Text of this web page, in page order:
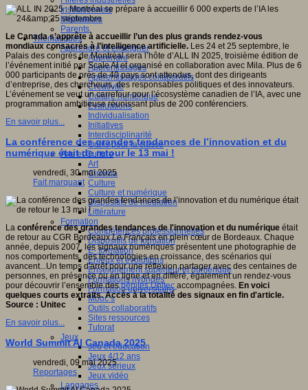
Institutionnels
Médiateurs
Parents
Thématiques
Apprendre et enseigner
Apprendre
Apprentissages
Apprentissages collaboratifs
Créativité
Culture numérique
Evaluations
Individualisation
Initiatives
Interdisciplinarité
Outils pour la classe
Arts et Culture
Art
Cinéma
Culture
Culture et numérique
Dispositifs de médiation
Littérature
Formation
Compétences professionnelles
Dispositifs de formation
E- formation
Enjeux et évolutions
Enseignement supérieur et numérique
Formations hybrides
Formation universitaire
Mooc’s
Outils collaboratifs
Sites ressources
Tutorat
Jeux
Jeu et éducation
Jeux 4/12 ans
Jeux sérieux
Jeux vidéo
Langages
Le Canada s’apprête à accueillir l’un des plus grands rendez-vous
mondiaux consacrés à l’intelligence artificielle. Les 24 et 25 septembre, le
Palais des congrès de Montréal sera l’hôte d’ALL IN 2025, troisième édition de
l’événement initié par Scale AI et organisé en collaboration avec Mila. Plus de 6
000 participants de près de 40 pays sont attendus, dont des dirigeants
d’entreprise, des chercheurs, des responsables politiques et des innovateurs.
L’événement se veut un carrefour pour l’écosystème canadien de l’IA, avec une
programmation ambitieuse réunissant plus de 200 conférenciers.
En savoir plus...
La conférence des grandes tendances de l’innovation et du
numérique était de retour le 13 mai !
vendredi, 30 mai 2025
Fait marquant
La conférence des grandes tendances de l'innovation et du numérique était
de retour au CGR BordeauxLe Françaisen plein cœur de Bordeaux. Chaque
année, depuis 2007, les signaux numériques présentent une photographie de
nos comportements, des technologies en croissance, des scénarios qui
avancent...Un temps d'arrêt pour une réflexion partager avec des centaines de
personnes, en présence ou en ligne et en différé, également un rendez-vous
pour découvrir l’ensemble despépites Unitec accompagnées. En voici
quelques courts extraits. Accès à la totalité des signaux en fin d'article.
Source : Unitec
En savoir plus...
World Summit AI Canada 2025
vendredi, 09 mai 2025
Reportages